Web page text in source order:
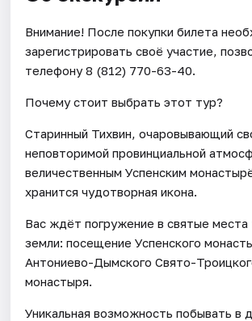
Внимание! После покупки билета
зарегистрировать своё участие,
телефону 8 (812) 770-63-40.
Почему стоит выбрать этот тур?
Старинный Тихвин, очаровывающий
неповторимой провинциальной
величественным Успенским
хранится чудотворная икона.
Вас ждёт погружение в святые места
земли: посещение Успенского
Антониево-Дымского Свято-
монастыря.
Уникальная возможность побывать в